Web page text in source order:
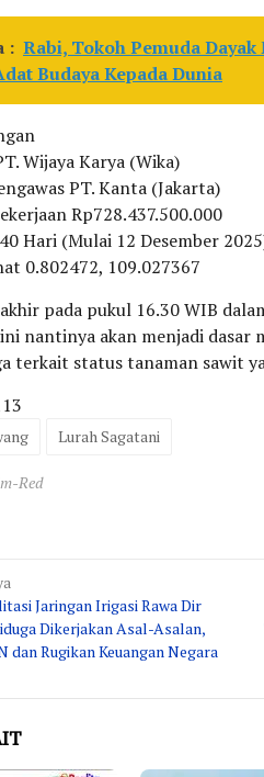
: Rabi, Tokoh Pemuda
Budaya Kepada Dunia
Wijaya Karya (Wika)
PT. Kanta (Jakarta)
Rp728.437.500.000
Hari (Mulai 12 Desember
0.802472, 109.027367
pada pukul 16.30 WIB
nantinya akan menjadi
terkait status tanaman sawit
Lurah Sagatani
Red
Jaringan Irigasi Rawa Dir
Dikerjakan Asal-Asalan,
dan Rugikan Keuangan Negara